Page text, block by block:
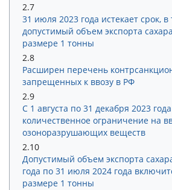
2.7
31 июля 2023 года истекает срок,
допустимый объем экспорта
размере 1 тонны
2.8
Расширен перечень
запрещенных к ввозу в РФ
2.9
С 1 августа по 31 декабря 2023
количественное ограничение на
озоноразрушающих веществ
2.10
Допустимый объем экспорта
года по 31 июля 2024 года
размере 1 тонны